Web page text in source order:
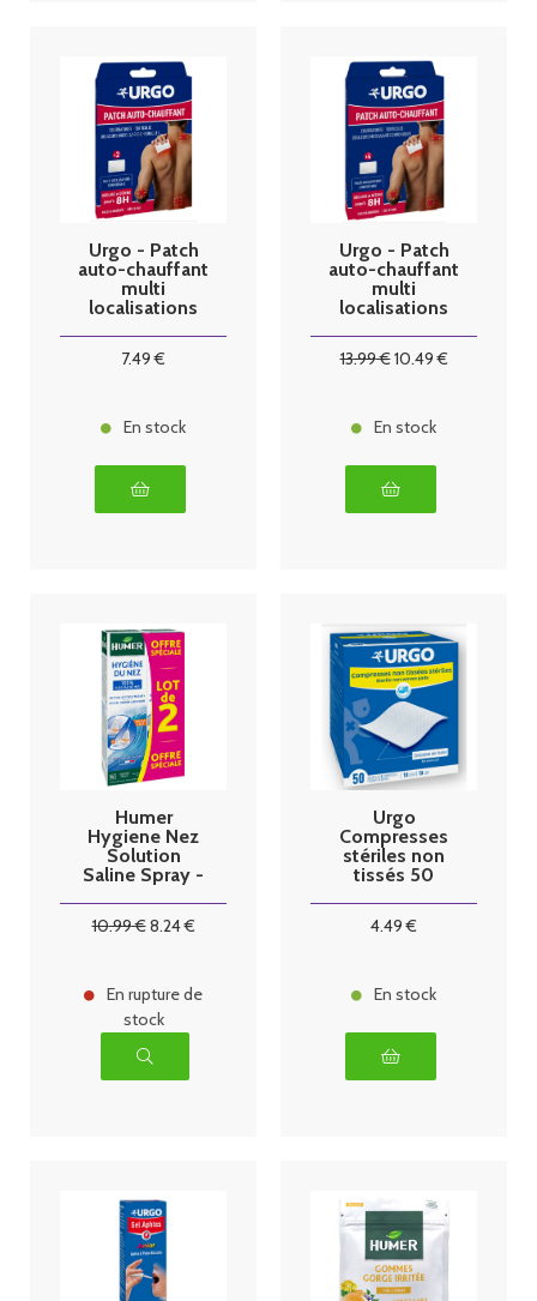
Urgo - Patch
auto-chauffant
multi
localisations
7.49 €
En stock
Urgo - Patch
auto-chauffant
multi
localisations
13.99€10.49€
En stock
Humer
Hygiene Nez
Solution
Saline Spray -
10.99€8.24€
En rupture de
stock
Urgo
Compresses
stériles non
tissés 50
4.49 €
En stock